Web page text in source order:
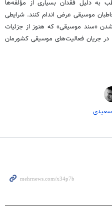
به دلیل فقدان بسیاری از مؤلفه‌ها
موسیقی عرض اندام کنند. شرایطی
سال ۱۴۰۳ با اجرایی شدن «سند موسیقی» که هنوز از جزئیات
جریان فعالیت‌های موسیقی کشورمان
سعیدی